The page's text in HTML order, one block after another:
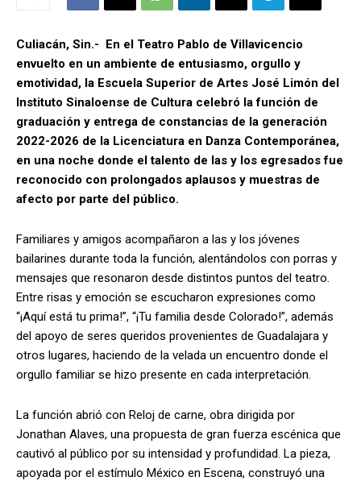
Culiacán, Sin.- En el Teatro Pablo de Villavicencio
envuelto en un ambiente de entusiasmo, orgullo y
emotividad, la Escuela Superior de Artes José Limón del
Instituto Sinaloense de Cultura celebró la función de
graduación y entrega de constancias de la generación
2022-2026 de la Licenciatura en Danza Contemporánea,
en una noche donde el talento de las y los egresados fue
reconocido con prolongados aplausos y muestras de
afecto por parte del público.
Familiares y amigos acompañaron a las y los jóvenes
bailarines durante toda la función, alentándolos con porras y
mensajes que resonaron desde distintos puntos del teatro.
Entre risas y emoción se escucharon expresiones como
“¡Aquí está tu prima!”, “¡Tu familia desde Colorado!”, además
del apoyo de seres queridos provenientes de Guadalajara y
otros lugares, haciendo de la velada un encuentro donde el
orgullo familiar se hizo presente en cada interpretación.
La función abrió con Reloj de carne, obra dirigida por
Jonathan Alaves, una propuesta de gran fuerza escénica que
cautivó al público por su intensidad y profundidad. La pieza,
apoyada por el estímulo México en Escena, construyó una